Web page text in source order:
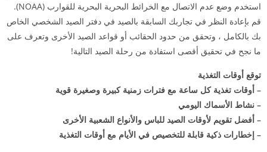
استخدم وضع عدم الاتصال مع الخرائط البحرية البحرية للقوارب (NOAA).
قم بإعادة النظر في تجاربك السابقة بالصيد في دفتر الصيد الشخصي الخاص
بك بالكامل ، وتحقق من حدود الحقائب أو قواعد الصيد الأخرى وتعرف على
ما نجح في تحقيق أقصى استفادة من رحلة الصيد التالية!
توقع أوقات التغذية
– أوقات تغذية كل ساعة مع فترات زمنية كبيرة وصغيرة قوية
– نشاط الأسماك اليومي
– أفضل تقويم لأوقات الصيد للباس والأنواع الشعبية الأخرى
– إخطارات ذكية قابلة للتخصيص في الأيام مع أوقات التغذية